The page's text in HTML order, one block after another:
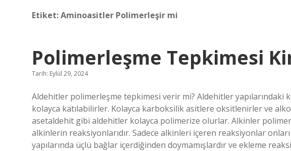
Etiket:Aminoasitler Polimerleşir mi
Polimerleşme Tepkimesi
Tarih: Eylül 29, 2024
Aldehitler polimerleşme tepkimesi verir mi? Aldehitler
kolayca katılabilirler. Kolayca karboksilik asitlere oksitlenirler ve
asetaldehit gibi aldehitler kolayca polimerize olurlar. Alkinler
alkinlerin reaksiyonlarıdır. Sadece alkinleri içeren reaksiyonlar
yapılarında üçlü bağlar içerdiğinden doymamışlardır ve ekleme